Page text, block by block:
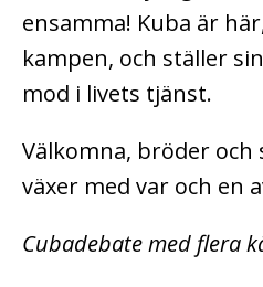
ensamma! Kuba är
kampen, och ställer
mod i livets tjänst.
Välkomna, bröder
växer med var och en
Cubadebate med flera